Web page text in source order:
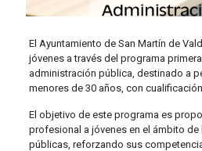
El Ayuntamiento de San Martín de
jóvenes a través del programa
administración pública, destinado a
menores de 30 años, con cualificación.
El objetivo de este programa es
profesional a jóvenes en el ámbito
públicas, reforzando sus